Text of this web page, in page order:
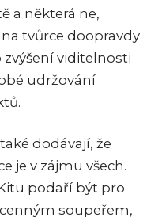
a některá ne,
tvůrce doopravdy
viditelnosti
udržování
dodávají, že
je v zájmu všech.
podaří být pro
soupeřem,